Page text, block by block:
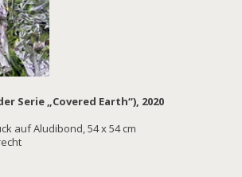
Serie „Covered Earth“), 2020
auf Aludibond, 54 x 54 cm